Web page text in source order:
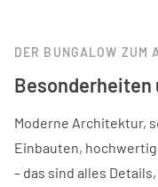
DER BUNGALOW ZUM
Besonderheiten
Moderne Architektur,
Einbauten,
– das sind alles